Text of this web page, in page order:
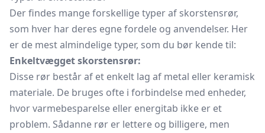
Der findes mange forskellige typer af skorstensrør,
som hver har deres egne fordele og anvendelser. Her
er de mest almindelige typer, som du bør kende til:
Enkeltvægget skorstensrør:
Disse rør består af et enkelt lag af metal eller keramisk
materiale. De bruges ofte i forbindelse med enheder,
hvor varmebesparelse eller energitab ikke er et
problem. Sådanne rør er lettere og billigere, men